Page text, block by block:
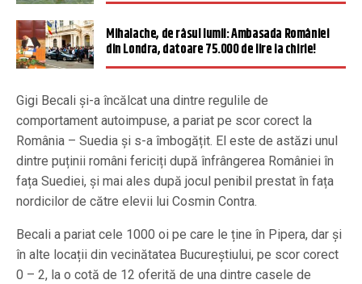
Mihalache, de râsul lumii: Ambasada României
din Londra, datoare 75.000 de lire la chirie!
Gigi Becali și-a încălcat una dintre regulile de
comportament autoimpuse, a pariat pe scor corect la
România – Suedia și s-a îmbogățit. El este de astăzi unul
dintre puținii români fericiți după înfrângerea României în
fața Suediei, și mai ales după jocul penibil prestat în fața
nordicilor de către elevii lui Cosmin Contra.
Becali a pariat cele 1000 oi pe care le ține în Pipera, dar și
în alte locații din vecinătatea Bucureștiului, pe scor corect
0 – 2, la o cotă de 12 oferită de una dintre casele de